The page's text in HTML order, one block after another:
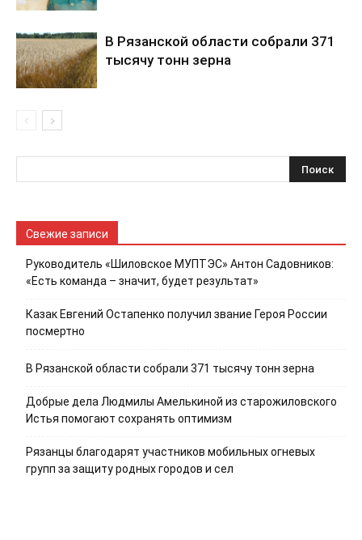
В Рязанской области собрали 371
тысячу тонн зерна
Свежие записи
Руководитель «Шиловское МУПТЭС» Антон Садовников:
«Есть команда – значит, будет результат»
Казак Евгений Остапенко получил звание Героя России
посмертно
В Рязанской области собрали 371 тысячу тонн зерна
Добрые дела Людмилы Амелькиной из старожиловского
Истья помогают сохранять оптимизм
Рязанцы благодарят участников мобильных огневых
групп за защиту родных городов и сел